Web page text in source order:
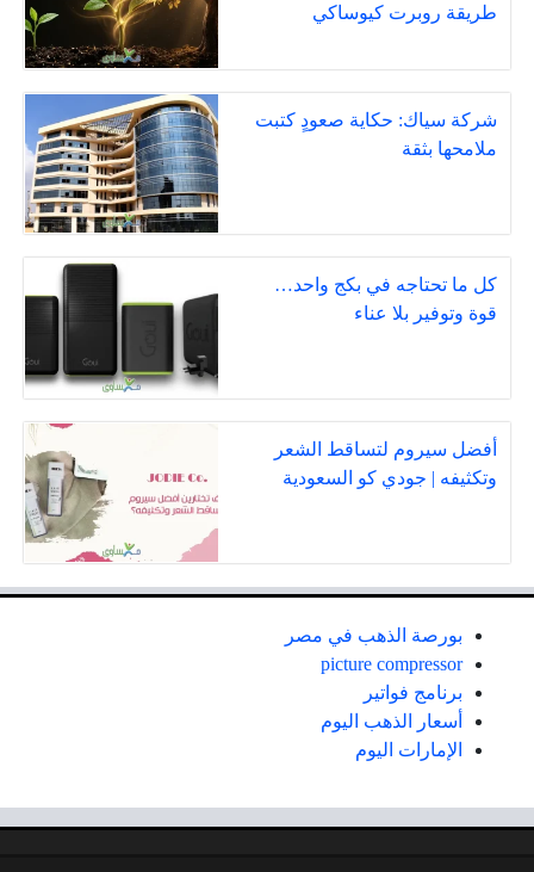
طريقة روبرت كيوساكي
شركة سياك: حكاية صعودٍ كتبت
ملامحها بثقة
كل ما تحتاجه في بكج واحد…
قوة وتوفير بلا عناء
أفضل سيروم لتساقط الشعر
وتكثيفه | جودي كو السعودية
بورصة الذهب في مصر
picture compressor
برنامج فواتير
أسعار الذهب اليوم
الإمارات اليوم